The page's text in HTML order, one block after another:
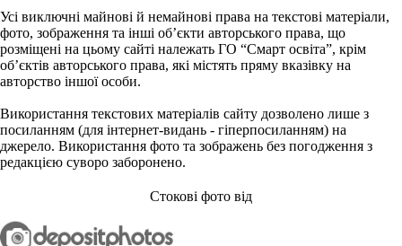
Усі виключні майнові й немайнові права на текстові матеріали,
фото, зображення та інші об’єкти авторського права, що
розміщені на цьому сайті належать ГО “Смарт освіта”, крім
об’єктів авторського права, які містять пряму вказівку на
авторство іншої особи.
Використання текстових матеріалів сайту дозволено лише з
посиланням (для інтернет-видань - гіперпосиланням) на
джерело. Використання фото та зображень без погодження з
редакцією суворо заборонено.
Стокові фото від